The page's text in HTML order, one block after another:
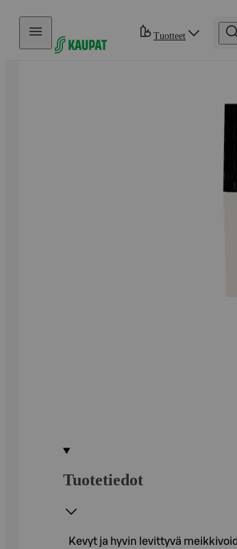
Hyppää sisältöön
Tuotteet
Tuotetiedot
Kevyt ja hyvin levittyvä